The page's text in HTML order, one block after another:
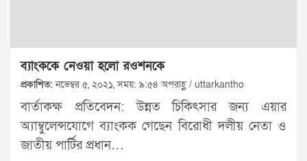
ব্যাংককে নেওয়া হলো রওশনকে
প্রকাশিত:নভেম্বর ৫, ২০২১, সময়: ৯:৫৪ অপরাহ্ণ / uttarkantho
বার্তাকক্ষ প্রতিবেদন: উন্নত চিকিৎসার জন্য এয়ার
অ্যাম্বুলেন্সযোগে ব্যাংকক গেছেন বিরোধী দলীয় নেতা ও
জাতীয় পার্টির প্রধান…